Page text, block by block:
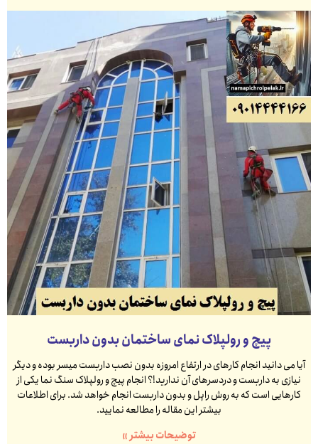
پیچ و رولپلاک نمای ساختمان بدون داربست
آیا می دانید انجام کارهای در ارتفاع امروزه بدون نصب داربست میسر بوده و دیگر
نیازی به داربست و دردسرهای آن ندارید!؟ انجام پیچ و رولپلاک سنگ نما یکی از
کارهایی است که به روش راپل و بدون داربست انجام خواهد شد. برای اطلاعات
بیشتر این مقاله را مطالعه نمایید.
توضیحات بیشتر »